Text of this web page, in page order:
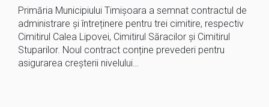
Primăria Municipiului Timișoara a semnat contractul de
administrare și întreținere pentru trei cimitire, respectiv
Cimitirul Calea Lipovei, Cimitirul Săracilor și Cimitirul
Stuparilor. Noul contract conține prevederi pentru
asigurarea creșterii nivelului…